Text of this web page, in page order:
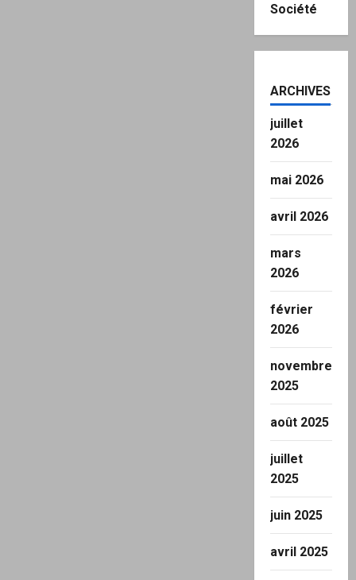
Société
ARCHIVES
juillet
2026
mai 2026
avril 2026
mars
2026
février
2026
novembre
2025
août 2025
juillet
2025
juin 2025
avril 2025